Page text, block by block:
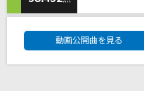
[生音]Birthday(ドラえ
Mr.Children
LOVE 2000
動画公開曲を見る